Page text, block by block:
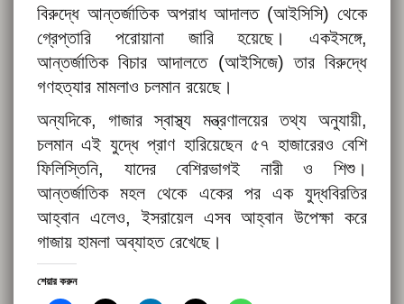
বিরুদ্ধে আন্তর্জাতিক অপরাধ আদালত (আইসিসি) থেকে
গ্রেপ্তারি পরোয়ানা জারি হয়েছে। একইসঙ্গে,
আন্তর্জাতিক বিচার আদালতে (আইসিজে) তার বিরুদ্ধে
গণহত্যার মামলাও চলমান রয়েছে।
অন্যদিকে, গাজার স্বাস্থ্য মন্ত্রণালয়ের তথ্য অনুযায়ী,
চলমান এই যুদ্ধে প্রাণ হারিয়েছেন ৫৭ হাজারেরও বেশি
ফিলিস্তিনি, যাদের বেশিরভাগই নারী ও শিশু।
আন্তর্জাতিক মহল থেকে একের পর এক যুদ্ধবিরতির
আহ্বান এলেও, ইসরায়েল এসব আহ্বান উপেক্ষা করে
গাজায় হামলা অব্যাহত রেখেছে।
শেয়ার করুন